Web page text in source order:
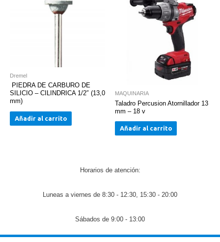
Dremel
PIEDRA DE CARBURO DE
SILICIO – CILINDRICA 1/2″ (13,0
mm)
Añadir al carrito
MAQUINARIA
Taladro Percusion Atornillador 13
mm – 18 v
Añadir al carrito
Horarios de atención:
Luneas a viernes de 8:30 - 12:30, 15:30 - 20:00
Sábados de 9:00 - 13:00